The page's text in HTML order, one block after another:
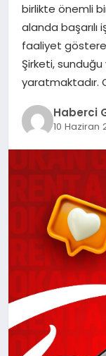
TEKNOLOJI
birlikte önemli
alanda başarılı
faaliyet
Şirketi,
yaratmaktadır.
Haberci
10 Haziran